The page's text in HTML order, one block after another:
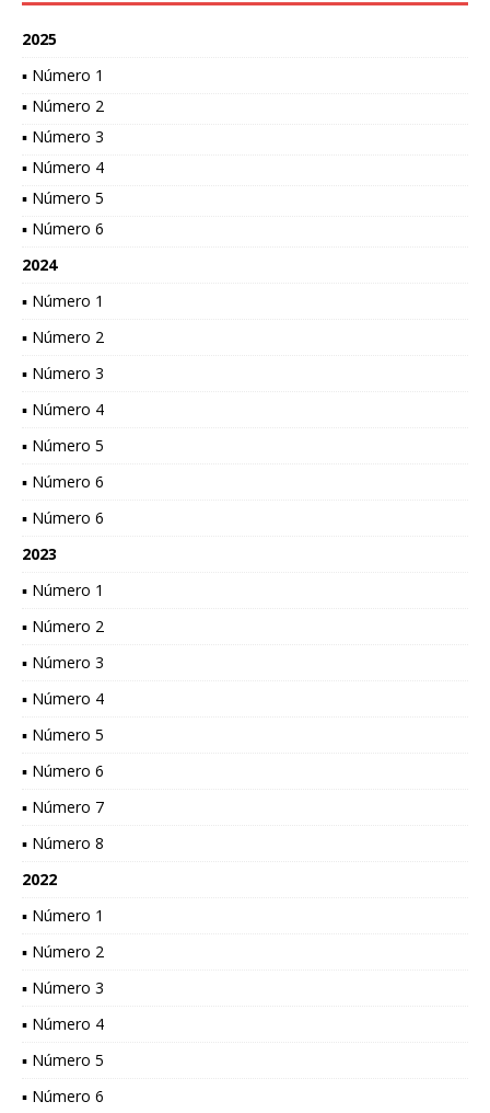
2025
▪ Número 1
▪ Número 2
▪ Número 3
▪ Número 4
▪ Número 5
▪ Número 6
2024
▪ Número 1
▪ Número 2
▪ Número 3
▪ Número 4
▪ Número 5
▪ Número 6
▪ Número 6
2023
▪ Número 1
▪ Número 2
▪ Número 3
▪ Número 4
▪ Número 5
▪ Número 6
▪ Número 7
▪ Número 8
2022
▪ Número 1
▪ Número 2
▪ Número 3
▪ Número 4
▪ Número 5
▪ Número 6